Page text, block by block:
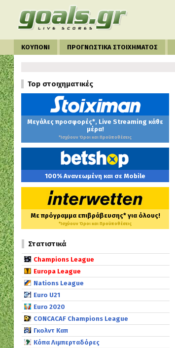
ΚΟΥΠΟΝΙ ΠΡΟΓΝΩΣΤΙΚΑ ΣΤΟΙΧΗΜΑΤΟΣ
Top στοιχηματικές
Μεγάλες προσφορές*, Live Streaming κάθε
μέρα!
*Ισχύουν Όροι και Προϋποθέσεις
100% Ανανεωμένη και σε Mobile
Με πρόγραμμα επιβράβευσης* για όλους!
*Ισχύουν Όροι και Προϋποθέσεις
Στατιστικά
Champions League
Europa League
Nations League
Euro U21
Euro 2020
CONCACAF Champions League
Γκολντ Καπ
Κόπα Λιμπερταδόρες